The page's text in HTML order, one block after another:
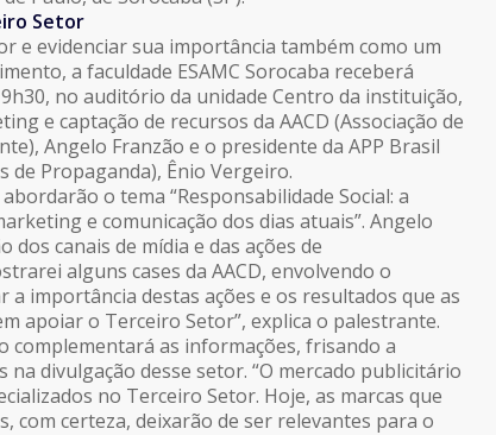
Setor
e evidenciar sua importância também como um
a faculdade ESAMC Sorocaba receberá
no auditório da unidade Centro da instituição,
e captação de recursos da AACD (Associação de
Angelo Franzão e o presidente da APP Brasil
de Propaganda), Ênio Vergeiro.
o tema “Responsabilidade Social: a
e comunicação dos dias atuais”. Angelo
dos canais de mídia e das ações de
alguns cases da AACD, envolvendo o
importância destas ações e os resultados que as
apoiar o Terceiro Setor”, explica o palestrante.
complementará as informações, frisando a
divulgação desse setor. “O mercado publicitário
no Terceiro Setor. Hoje, as marcas que
com certeza, deixarão de ser relevantes para o